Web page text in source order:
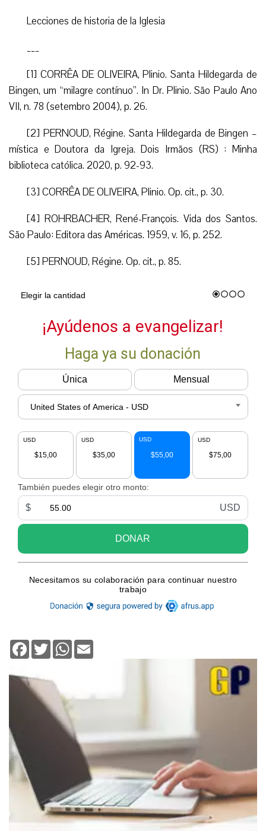
Lecciones de historia de la Iglesia
___
[1] CORRÊA DE OLIVEIRA, Plinio. Santa Hildegarda de
Bingen, um “milagre contínuo”. In Dr. Plinio. São Paulo Ano
VII, n. 78 (setembro 2004), p. 26.
[2] PERNOUD, Régine. Santa Hildegarda de Bingen –
mística e Doutora da Igreja. Dois Irmãos (RS) : Minha
biblioteca católica. 2020, p. 92-93.
[3] CORRÊA DE OLIVEIRA, Plinio. Op. cit., p. 30.
[4] ROHRBACHER, René-François. Vida dos Santos.
São Paulo: Editora das Américas. 1959, v. 16, p. 252.
[5] PERNOUD, Régine. Op. cit., p. 85.
Facebook
TwitterWhatsApp